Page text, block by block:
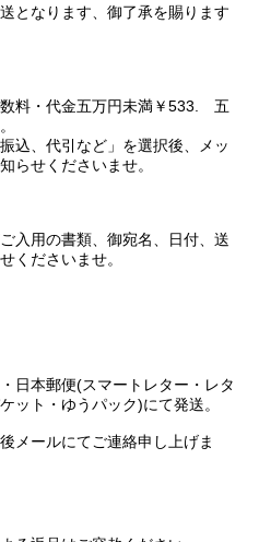
となります、御了承を賜ります
料・代金五万円未満￥533. 五
込、代引など」を選択後、メッ
らせくださいませ。
入用の書類、御宛名、日付、送
くださいませ。
日本郵便(スマートレター・レタ
ット・ゆうパック)にて発送。
メールにてご連絡申し上げま